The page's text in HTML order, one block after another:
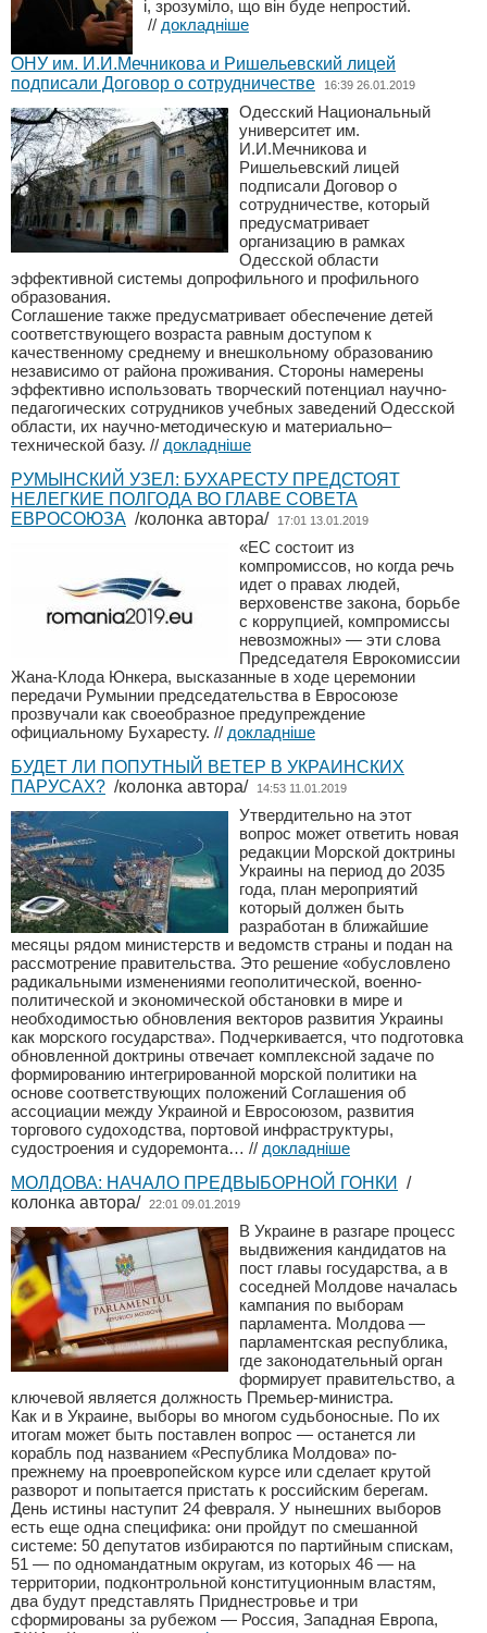
і, зрозуміло, що він буде непростий.
// докладніше
ОНУ им. И.И.Мечникова и Ришельевский лицей
подписали Договор о сотрудничестве
16:39 26.01.2019
Одесский Национальный
университет им.
И.И.Мечникова и
Ришельевский лицей
подписали Договор о
сотрудничестве, который
предусматривает
организацию в рамках
Одесской области
эффективной системы допрофильного и профильного
образования.
Cоглашение также предусматривает обеспечение детей
соответствующего возраста равным доступом к
качественному среднему и внешкольному образованию
независимо от района проживания. Стороны намерены
эффективно использовать творческий потенциал научно-
педагогических сотрудников учебных заведений Одесской
области, их научно-методическую и материально–
технической базу. // докладніше
РУМЫНСКИЙ УЗЕЛ: БУХАРЕСТУ ПРЕДСТОЯТ
НЕЛЕГКИЕ ПОЛГОДА ВО ГЛАВЕ СОВЕТА
ЕВРОСОЮЗА /колонка автора/ 17:01 13.01.2019
«ЕС состоит из
компромиссов, но когда речь
идет о правах людей,
верховенстве закона, борьбе
с коррупцией, компромиссы
невозможны» — эти слова
Председателя Еврокомиссии
Жана-Клода Юнкера, высказанные в ходе церемонии
передачи Румынии председательства в Евросоюзе
прозвучали как своеобразное предупреждение
официальному Бухаресту. // докладніше
БУДЕТ ЛИ ПОПУТНЫЙ ВЕТЕР В УКРАИНСКИХ
ПАРУСАХ? /колонка автора/ 14:53 11.01.2019
Утвердительно на этот
вопрос может ответить новая
редакции Морской доктрины
Украины на период до 2035
года, план мероприятий
который должен быть
разработан в ближайшие
месяцы рядом министерств и ведомств страны и подан на
рассмотрение правительства. Это решение «обусловлено
радикальными изменениями геополитической, военно-
политической и экономической обстановки в мире и
необходимостью обновления векторов развития Украины
как морского государства». Подчеркивается, что подготовка
обновленной доктрины отвечает комплексной задаче по
формированию интегрированной морской политики на
основе соответствующих положений Соглашения об
ассоциации между Украиной и Евросоюзом, развития
торгового судоходства, портовой инфраструктуры,
судостроения и судоремонта… // докладніше
МОЛДОВА: НАЧАЛО ПРЕДВЫБОРНОЙ ГОНКИ
/
колонка автора/ 22:01 09.01.2019
В Украине в разгаре процесс
выдвижения кандидатов на
пост главы государства, а в
соседней Молдове началась
кампания по выборам
парламента. Молдова —
парламентская республика,
где законодательный орган
формирует правительство, а
ключевой является должность Премьер-министра.
Как и в Украине, выборы во многом судьбоносные. По их
итогам может быть поставлен вопрос — останется ли
корабль под названием «Республика Молдова» по-
прежнему на проевропейском курсе или сделает крутой
разворот и попытается пристать к российским берегам.
День истины наступит 24 февраля. У нынешних выборов
есть еще одна специфика: они пройдут по смешанной
системе: 50 депутатов избираются по партийным спискам,
51 — по одномандатным округам, из которых 46 — на
территории, подконтрольной конституционным властям,
два будут представлять Приднестровье и три
сформированы за рубежом — Россия, Западная Европа,